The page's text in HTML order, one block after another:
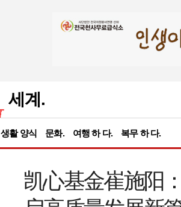
세계.
생활 양식 문화. 여행 하 다. 복무 하 다.
凯心基金崔施阳